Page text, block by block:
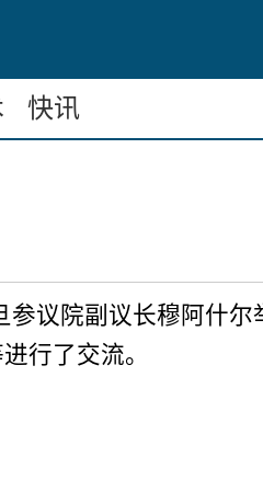
快讯
议院副议长穆阿什
行了交流。